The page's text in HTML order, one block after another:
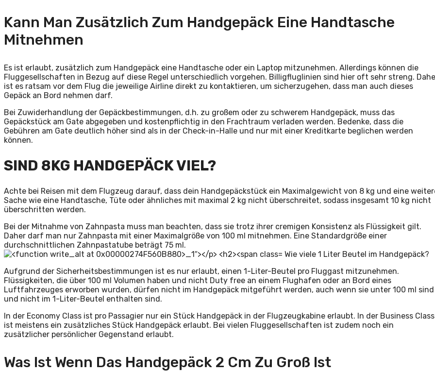
Kann Man Zusätzlich Zum Handgepäck Eine Handtasche
Mitnehmen
Es ist erlaubt, zusätzlich zum Handgepäck eine Handtasche oder ein Laptop mitzunehmen. Allerdings können die
Fluggesellschaften in Bezug auf diese Regel unterschiedlich vorgehen. Billigfluglinien sind hier oft sehr streng.
ist es ratsam vor dem Flug die jeweilige Airline direkt zu kontaktieren, um sicherzugehen, dass man auch dieses
Gepäck an Bord nehmen darf.
Bei Zuwiderhandlung der Gepäckbestimmungen, d.h. zu großem oder zu schwerem Handgepäck, muss das
Gepäckstück am Gate abgegeben und kostenpflichtig in den Frachtraum verladen werden. Bedenke, dass die
Gebühren am Gate deutlich höher sind als in der Check-in-Halle und nur mit einer Kreditkarte beglichen werden
können.
SIND 8KG HANDGEPÄCK VIEL?
Achte bei Reisen mit dem Flugzeug darauf, dass dein Handgepäckstück ein Maximalgewicht von 8 kg und eine
Sache wie eine Handtasche, Tüte oder ähnliches mit maximal 2 kg nicht überschreitet, sodass insgesamt 10 kg nicht
überschritten werden.
Bei der Mitnahme von Zahnpasta muss man beachten, dass sie trotz ihrer cremigen Konsistenz als Flüssigkeit gilt.
Daher darf man nur Zahnpasta mit einer Maximalgröße von 100 ml mitnehmen. Eine Standardgröße einer
durchschnittlichen Zahnpastatube beträgt 75 ml.
Wie viele 1 Liter Beutel im Handgepäck?
Aufgrund der Sicherheitsbestimmungen ist es nur erlaubt, einen 1-Liter-Beutel pro Fluggast mitzunehmen.
Flüssigkeiten, die über 100 ml Volumen haben und nicht Duty free an einem Flughafen oder an Bord eines
Luftfahrzeuges erworben wurden, dürfen nicht im Handgepäck mitgeführt werden, auch wenn sie unter 100 ml sind
und nicht im 1-Liter-Beutel enthalten sind.
In der Economy Class ist pro Passagier nur ein Stück Handgepäck in der Flugzeugkabine erlaubt. In der Business Class
ist meistens ein zusätzliches Stück Handgepäck erlaubt. Bei vielen Fluggesellschaften ist zudem noch ein
zusätzlicher persönlicher Gegenstand erlaubt.
Was Ist Wenn Das Handgepäck 2 Cm Zu Groß Ist